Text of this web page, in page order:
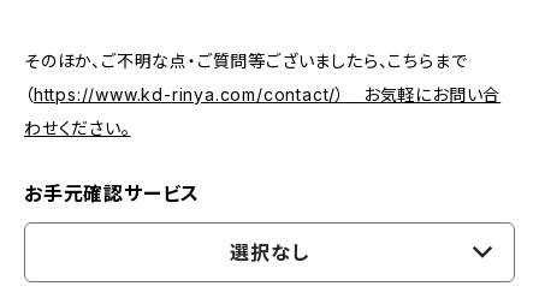
そのほか、ご不明な点・ご質問等ございましたら、こちらまで
（https://www.kd-rinya.com/contact/） お気軽にお問い合
わせください。
お手元確認サービス
選択なし